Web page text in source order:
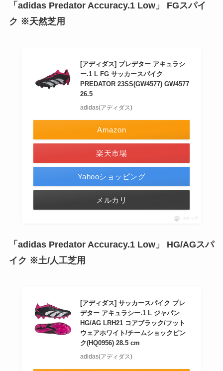
「adidas Predator Accuracy.1 Low」
FGスパイ
ク ※天然芝用
[アディダス] プレデター アキュラシ
ー.1 L FG サッカースパイク
PREDATOR 23SS(GW4577) GW4577
26.5
adidas(アディダス)
Amazon
楽天市場
Yahooショッピング
メルカリ
ポチップ
「adidas Predator Accuracy.1 Low」 HG/AGスパ
イク ※土/人工芝用
[アディダス] サッカースパイク プレ
デター アキュラシー.1 L ジャパン
HG/AG LRH21 コアブラック/フット
ウェアホワイト/チームショックピン
ク(HQ0956) 28.5 cm
adidas(アディダス)